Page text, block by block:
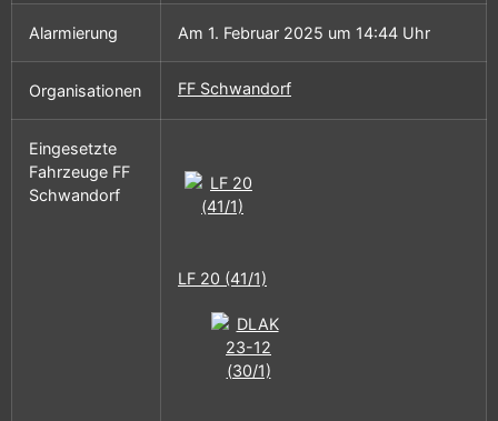
Alarmierung Am 1. Februar 2025 um 14:44 Uhr
Organisationen FF Schwandorf
Eingesetzte
Fahrzeuge FF
Schwandorf
LF 20 (41/1)